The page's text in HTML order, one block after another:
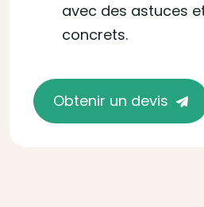
avec des astuces
concrets.
Obtenir un devis